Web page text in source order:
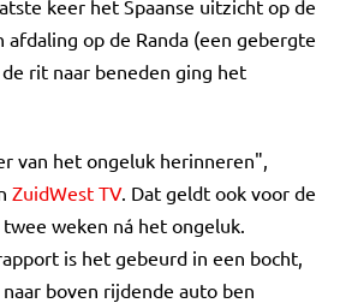
keer het Spaanse uitzicht op de
op de Randa (een gebergte
rit naar beneden ging het
van het ongeluk herinneren",
ZuidWest TV. Dat geldt ook voor de
weken ná het ongeluk.
is het gebeurd in een bocht,
boven rijdende auto ben